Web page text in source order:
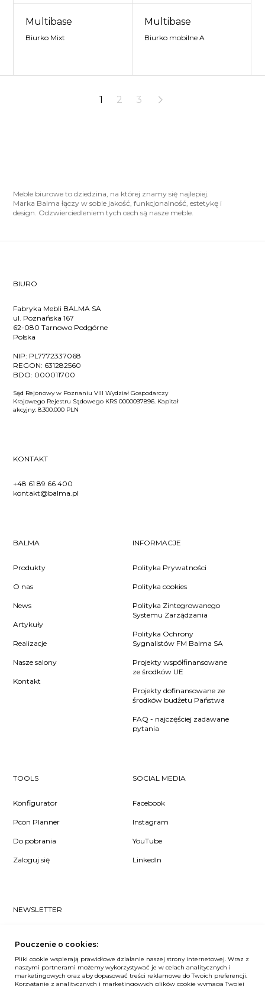
Multibase
Biurko Mixt
Multibase
Biurko mobilne A
1 2 3
Meble biurowe to dziedzina, na której znamy się najlepiej.
Marka Balma łączy w sobie jakość, funkcjonalność, estetykę i
design. Odzwierciedleniem tych cech są nasze meble.
BIURO
Fabryka Mebli BALMA SA
ul. Poznańska 167
62-080 Tarnowo Podgórne
Polska
NIP: PL7772337068
REGON: 631282560
BDO: 000011700
Sąd Rejonowy w Poznaniu VIII Wydział Gospodarczy
Krajowego Rejestru Sądowego KRS 0000097896. Kapitał
akcyjny: 8.300.000 PLN
KONTAKT
+48 61 89 66 400
kontakt@balma.pl
BALMA
Produkty
O nas
News
Artykuły
Realizacje
Nasze salony
Kontakt
INFORMACJE
Polityka Prywatności
Polityka cookies
Polityka Zintegrowanego
Systemu Zarządzania
Polityka Ochrony
Sygnalistów FM Balma SA
Projekty współfinansowane
ze środków UE
Projekty dofinansowane ze
środków budżetu Państwa
FAQ - najczęściej zadawane
pytania
TOOLS
Konfigurator
Pcon Planner
Do pobrania
Zaloguj się
SOCIAL MEDIA
Facebook
Instagram
YouTube
LinkedIn
NEWSLETTER
się do naszego #nospam newslettera!
ZAPISZ MNIE
Pouczenie o cookies:
Pliki cookie wspierają prawidłowe działanie naszej strony internetowej. Wraz z
naszymi partnerami możemy wykorzystywać je w celach analitycznych i
marketingowych oraz aby dopasować treści reklamowe do Twoich preferencji.
Korzystanie z analitycznych i marketingowych plików cookie wymaga Twojej